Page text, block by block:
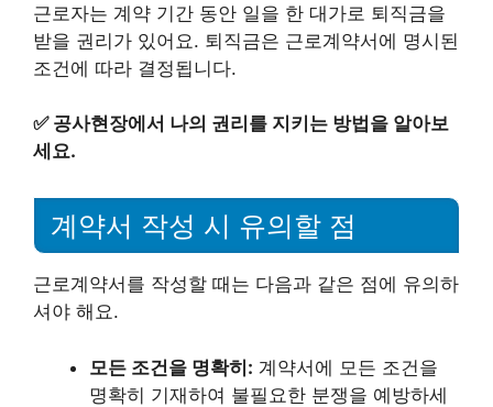
근로자는 계약 기간 동안 일을 한 대가로 퇴직금을
받을 권리가 있어요. 퇴직금은 근로계약서에 명시된
조건에 따라 결정됩니다.
✅ 공사현장에서 나의 권리를 지키는 방법을 알아보
세요.
계약서 작성 시 유의할 점
근로계약서를 작성할 때는 다음과 같은 점에 유의하
셔야 해요.
모든 조건을 명확히: 계약서에 모든 조건을
명확히 기재하여 불필요한 분쟁을 예방하세